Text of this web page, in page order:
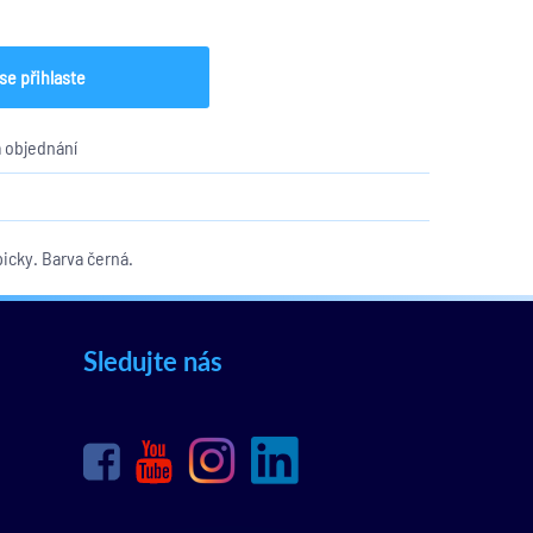
přihlaste
objednání
Barva černá.
Sledujte nás